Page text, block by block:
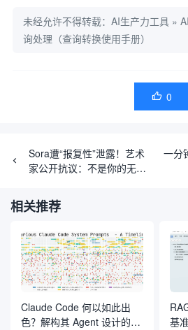
未经允许不得转载： AI生产力工具 »
询处理（查询转换使用手册）
 0
Sora遭“报复性”泄露！艺术
家公开抗议：不是你的无偿
一分
相关推荐
Claude Code 何以如此出
色？解构其 Agent 设计的内
基